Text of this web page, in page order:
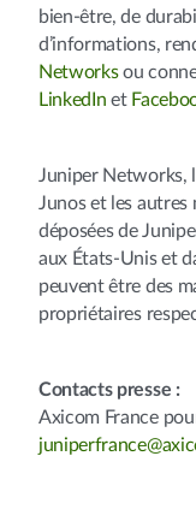
bien-être, de
d’informations,
Networksou
LinkedIn et
Juniper Networks,
Junos et les autres
déposées de
aux États-Unis et
peuvent être des
propriétaires
Contacts presse :
Axicom France